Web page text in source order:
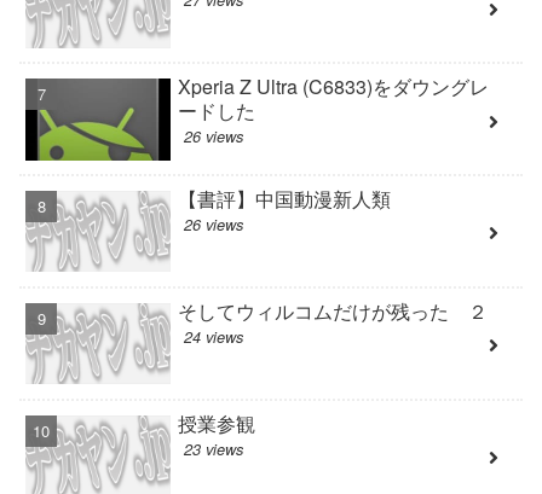
Xperia Z Ultra (C6833)をダウングレ
ードした
26 views
【書評】中国動漫新人類
26 views
そしてウィルコムだけが残った ２
24 views
授業参観
23 views